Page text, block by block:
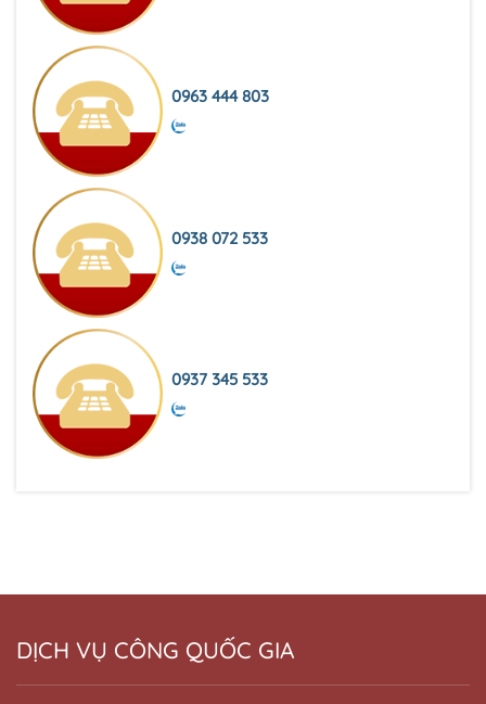
0963 444 803
0938 072 533
0937 345 533
DỊCH VỤ CÔNG QUỐC GIA